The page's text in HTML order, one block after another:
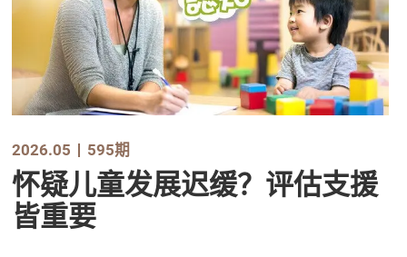
2026.05 595期
怀疑儿童发展迟缓？评估支援
皆重要